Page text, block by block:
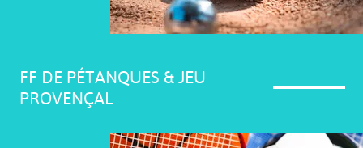
FF DE PÉTANQUES & JEU
PROVENÇAL